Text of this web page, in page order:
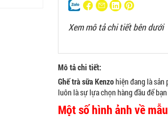
Xem mô tả chi tiết bên dưới
Mô tả chi tiết:
Ghế trà sữa Kenzohiện đang là sản
luôn là sự lựa chọn hàng đầu để
Một số hình ảnh về